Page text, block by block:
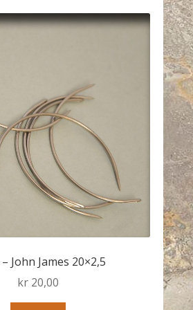
John James 20×2,5
kr 20,00